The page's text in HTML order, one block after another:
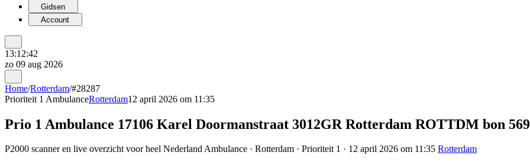
Gidsen
Account
13:12:42
zo 09 aug 2026
Home/Rotterdam/#28287
Prioriteit 1 AmbulanceRotterdam12 april 2026 om 11:35
Prio 1 Ambulance 17106 Karel Doormanstraat 3012GR Rotterdam ROTTDM bon
P2000 scanner en live overzicht voor heel Nederland Ambulance · Rotterdam · Prioriteit 1 · 12 april 2026 om 11:35 Rotterdam